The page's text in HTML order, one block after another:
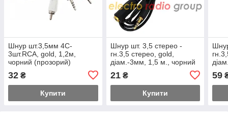
Шнур шт.3,5мм 4C-
3шт.RCA, gold, 1,2м,
чорний (прозорий)
32 ₴
Купити
Шнур шт. 3,5 стерео -
гн.3,5 стерео, gold,
діам.-3мм, 1,5 м., чорний
21₴
Купити
59